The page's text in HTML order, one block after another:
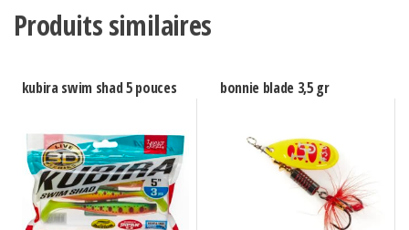
Produits similaires
kubira swim shad 5 pouces bonnie blade 3,5 gr